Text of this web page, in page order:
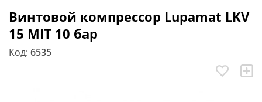
Винтовой компрессор Lupamat LKV
15 MIT 10 бар
Код: 6535